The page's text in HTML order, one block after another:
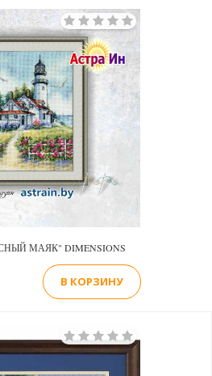
МАЯК" DIMENSIONS
В КОРЗИНУ